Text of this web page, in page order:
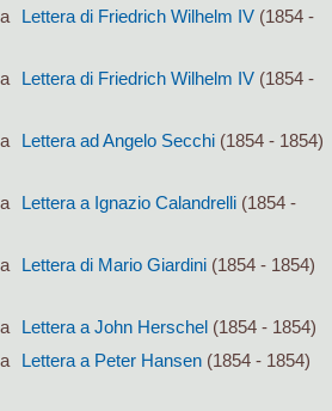
Lettera di Friedrich Wilhelm IV (1854 -
Lettera di Friedrich Wilhelm IV (1854 -
Lettera ad Angelo Secchi (1854 - 1854)
Lettera a Ignazio Calandrelli (1854 -
Lettera di Mario Giardini (1854 - 1854)
Lettera a John Herschel (1854 - 1854)
Lettera a Peter Hansen (1854 - 1854)